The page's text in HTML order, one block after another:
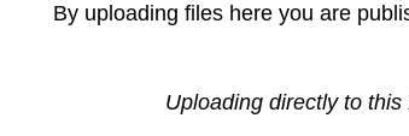
By uploading files here you are
Uploading directly to